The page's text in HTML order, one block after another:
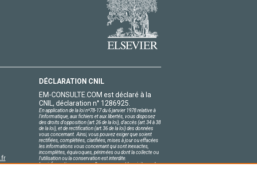
DÉCLARATION CNIL
EM-CONSULTE.COM est déclaré à la
CNIL, déclaration n° 1286925.
En application de la loi nº78-17 du 6 janvier 1978 relative à
l'informatique, aux fichiers et aux libertés, vous disposez
des droits d'opposition (art.26 de la loi), d'accès (art.34 à 38
de la loi), et de rectification (art.36 de la loi) des données
vous concernant. Ainsi, vous pouvez exiger que soient
rectifiées, complétées, clarifiées, mises à jour ou effacées
les informations vous concernant qui sont inexactes,
incomplètes, équivoques, périmées ou dont la collecte ou
l'utilisation ou la conservation est interdite.
Les informations personnelles concernant les visiteurs de